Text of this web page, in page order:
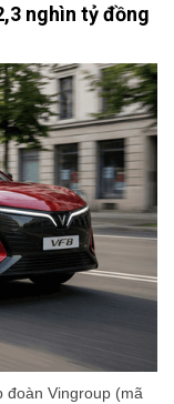
nghìn tỷ đồng
đoàn Vingroup (mã